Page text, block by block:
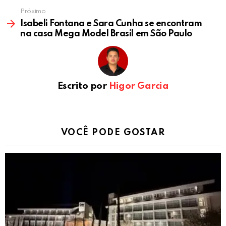
Próximo
Isabeli Fontana e Sara Cunha se encontram
na casa Mega Model Brasil em São Paulo
Escrito por Higor Garcia
VOCÊ PODE GOSTAR